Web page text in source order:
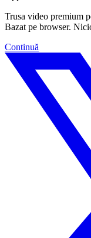
Trusa video premium
Bazat pe browser.
Continuă